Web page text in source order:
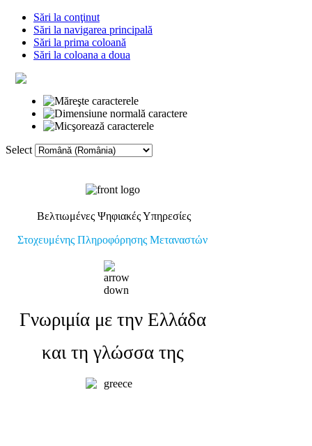
Sări la conţinut
Sări la navigarea principală
Sări la prima coloană
Sări la coloana a doua
Select
Βελτιωμένες Ψηφιακές Υπηρεσίες
Στοχευμένης Πληροφόρησης Μεταναστών
Γνωριμία με την Ελλάδα
και τη γλώσσα της